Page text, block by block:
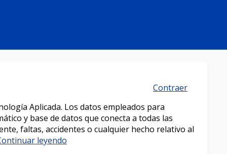
Contraer
Aplicada. Los datos empleados para
y base de datos que conecta a todas las
faltas, accidentes o cualquier hecho relativo al
leyendo